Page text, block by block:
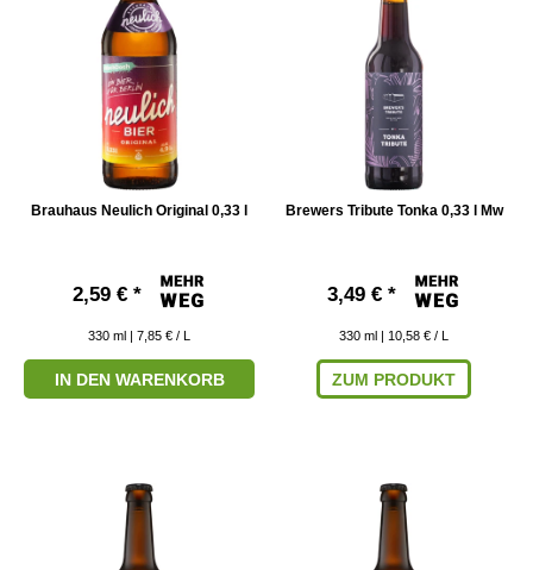
Brauhaus Neulich Original 0,33 l
2,59 € *
330 ml | 7,85 € / L
IN DEN WARENKORB
Brewers Tribute Tonka 0,33 l Mw
3,49 € *
330 ml | 10,58 € / L
ZUM PRODUKT